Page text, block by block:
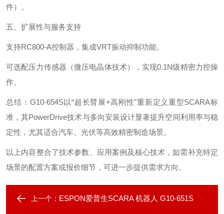
件）。
五、扩展性与服务支持‌
支持RC800-A控制器，集成VRT振动抑制功能。
可选配压力传感器（微压电晶体技术），实现0.1N级精密力控操
作。
总结‌：G10-654S以“超长臂展+高刚性"重新定义重型SCARA标
准，其PowerDrive技术与多向安装设计显著提升空间利用率与稳
定性，尤其适合汽车、光伏等高效精密制造场景。
以上内容整合了技术参数、应用案例及核心技术，如需补充特定
场景的配置方案或报价细节，可进一步提供需求方向。
上一个： ESPON爱普生SCARA 机器人 G10-651S